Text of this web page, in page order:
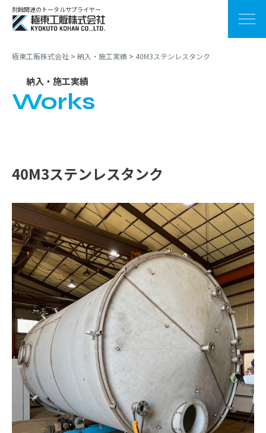
耐蝕関連のトータルサプライヤー
極東工販株式会社 > 納入・施工実績 > 40M3ステンレスタンク
納入・施工実績
Works
40M3ステンレスタンク